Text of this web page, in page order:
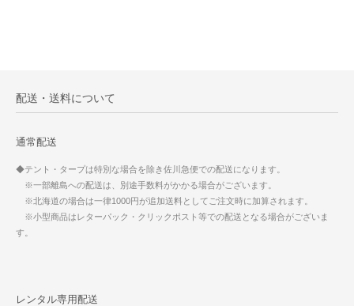
配送・送料について
通常配送
◆テント・タープは特別な場合を除き佐川急便での配送になります。
※一部離島への配送は、別途手数料がかかる場合がございます。
※北海道の場合は一律1000円が追加送料としてご注文時に加算されます。
※小型商品はレターパック・クリックポスト等での配送となる場合がございま
す。
レンタル専用配送